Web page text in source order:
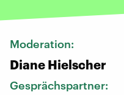
Moderation:
Diane Hielscher
Gesprächspartner: